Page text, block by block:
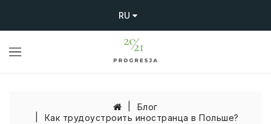
RU
Блог
Как трудоустроить иностранца в Польше?